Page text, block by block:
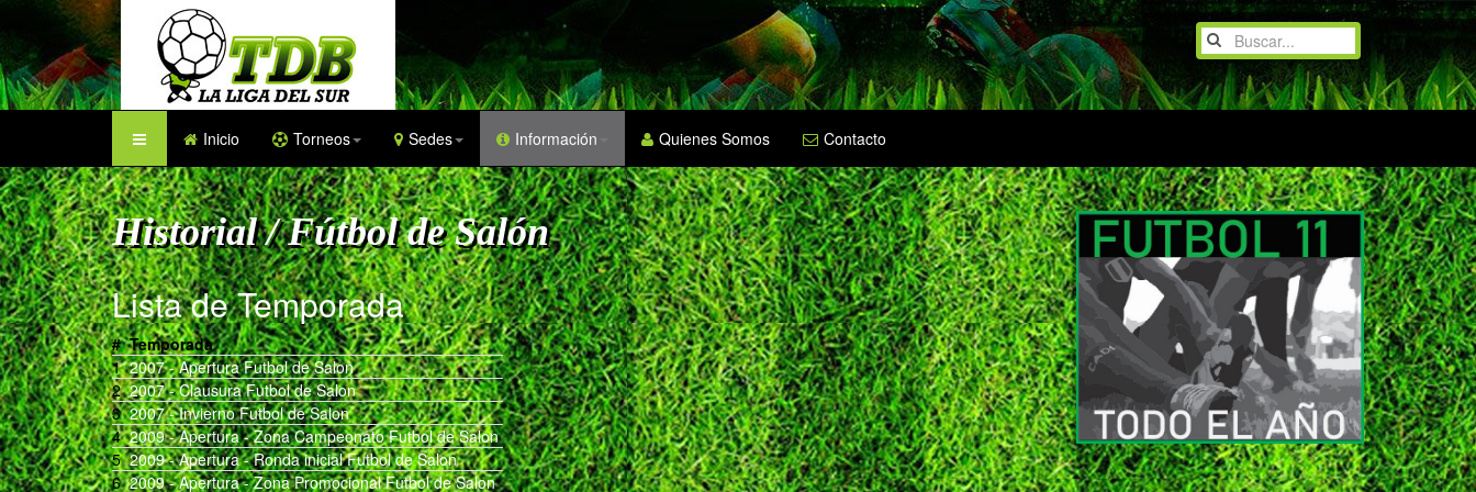
Inicio Torneos Sedes Información Quienes Somos Contacto
Historial / Fútbol de Salón
Lista de Temporada
# Temporada
1 2007 - Apertura Futbol de Salon
2 2007 - Clausura Futbol de Salon
3 2007 - Invierno Futbol de Salon
4 2009 - Apertura - Zona Campeonato Futbol de Salon
5 2009 - Apertura - Ronda inicial Futbol de Salon
6 2009 - Apertura - Zona Promocional Futbol de Salon